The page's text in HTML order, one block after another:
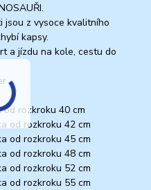
jsou z vysoce kvalitního
kapsy.
a jízdu na kole, cestu do
rozkroku 40 cm
od rozkroku 42 cm
od rozkroku 45 cm
od rozkroku 48 cm
od rozkroku 52 cm
od rozkroku 55 cm